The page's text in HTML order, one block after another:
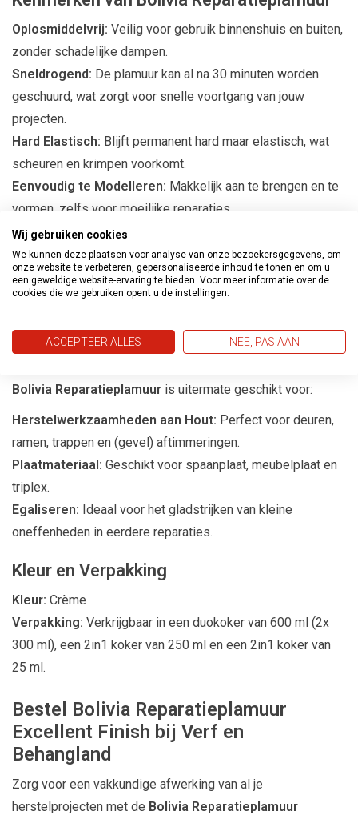
Oplosmiddelvrij: Veilig voor gebruik binnenshuis en buiten,
zonder schadelijke dampen.
Sneldrogend: De plamuur kan al na 30 minuten worden
geschuurd, wat zorgt voor snelle voortgang van jouw
projecten.
Hard Elastisch: Blijft permanent hard maar elastisch, wat
scheuren en krimpen voorkomt.
Eenvoudig te Modelleren: Makkelijk aan te brengen en te
vormen, zelfs voor moeilijke reparaties.
Hoog Vulvermogen:
oneffenheden en het afdichten van spijker- en
schroefgaten.
Weerbestendig:Geschikt voor gebruik in het gehele jaar,
Toepassingen
Bolivia Reparatieplamuur is uitermate geschikt voor:
Herstelwerkzaamheden aan Hout: Perfect voor deuren,
ramen, trappen en (gevel) aftimmeringen.
Plaatmateriaal: Geschikt voor spaanplaat, meubelplaat en
triplex.
Egaliseren: Ideaal voor het gladstrijken van kleine
oneffenheden in eerdere reparaties.
Kleur en Verpakking
Kleur: Crème
Verpakking: Verkrijgbaar in een duokoker van 600 ml (2x
300 ml), een 2in1 koker van 250 ml en een 2in1 koker van
25 ml.
Bestel Bolivia Reparatieplamuur
Excellent Finish bij Verf en
Behangland
Zorg voor een vakkundige afwerking van al je
herstelprojecten met de Bolivia Reparatieplamuur
Wij gebruiken cookies
We kunnen deze plaatsen voor analyse van onze bezoekersgegevens, om
onze website te verbeteren, gepersonaliseerde inhoud te tonen en om u
een geweldige website-ervaring te bieden. Voor meer informatie over de
cookies die we gebruiken opent u de instellingen.
ACCEPTEER ALLES NEE, PAS AAN